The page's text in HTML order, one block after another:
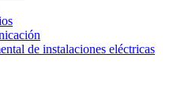
de instalaciones eléctricas